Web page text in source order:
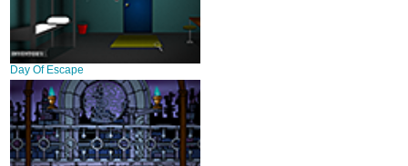
Day Of Escape